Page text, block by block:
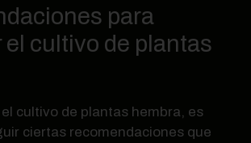
para
el cultivo de plantas
cultivo de plantas hembra, es
ciertas recomendaciones que